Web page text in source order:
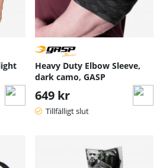
Heavy Duty Elbow Sleeve,
dark camo, GASP
649 kr
Tillfälligt slut